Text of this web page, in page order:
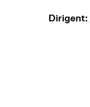
Dirigent: